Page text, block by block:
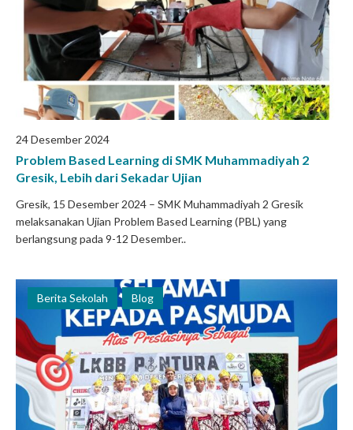
24 Desember 2024
Problem Based Learning di SMK Muhammadiyah 2
Gresik, Lebih dari Sekadar Ujian
Gresik, 15 Desember 2024 – SMK Muhammadiyah 2 Gresik
melaksanakan Ujian Problem Based Learning (PBL) yang
berlangsung pada 9-12 Desember..
Berita Sekolah Blog